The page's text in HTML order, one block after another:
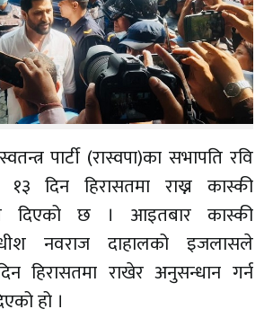
पार्टी (रास्वपा)का सभापति रवि
दिन हिरासतमा राख्न कास्की
दिएको छ । आइतबार कास्की
नवराज दाहालको इजलासले
हिरासतमा राखेर अनुसन्धान गर्न
हो ।